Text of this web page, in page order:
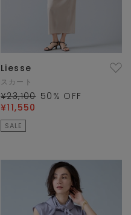
Liesse
スカート
¥23,100 50 % OFF
¥11,550
SALE